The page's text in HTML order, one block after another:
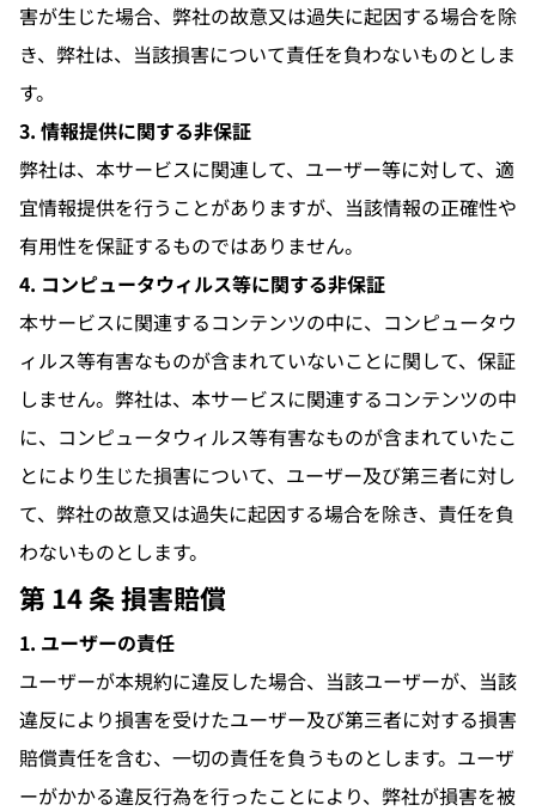
害が生じた場合、弊社の故意又は過失に起因する場合を除
き、弊社は、当該損害について責任を負わないものとしま
す。
3. 情報提供に関する非保証
弊社は、本サービスに関連して、ユーザー等に対して、適
宜情報提供を行うことがありますが、当該情報の正確性や
有用性を保証するものではありません。
4. コンピュータウィルス等に関する非保証
本サービスに関連するコンテンツの中に、コンピュータウ
ィルス等有害なものが含まれていないことに関して、保証
しません。弊社は、本サービスに関連するコンテンツの中
に、コンピュータウィルス等有害なものが含まれていたこ
とにより生じた損害について、ユーザー及び第三者に対し
て、弊社の故意又は過失に起因する場合を除き、責任を負
わないものとします。
第 14 条 損害賠償
1. ユーザーの責任
ユーザーが本規約に違反した場合、当該ユーザーが、当該
違反により損害を受けたユーザー及び第三者に対する損害
賠償責任を含む、一切の責任を負うものとします。ユーザ
ーがかかる違反行為を行ったことにより、弊社が損害を被